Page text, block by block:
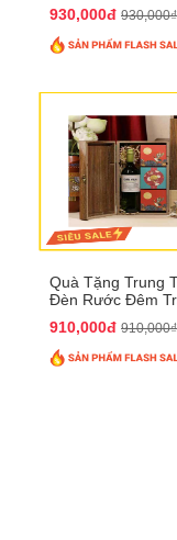
930,000đ 930,000₫
Quà Tặng Trung
Đèn Rước Đêm
910,000đ 910,000₫